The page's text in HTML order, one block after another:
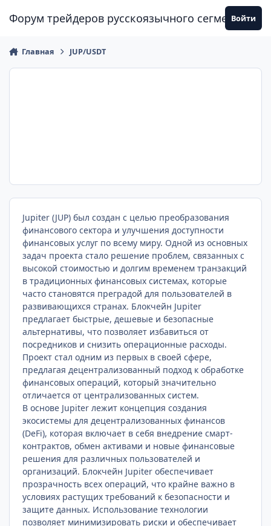
Форум трейдеров русскоязычного сегмента
Войти
Главная JUP/USDT
Jupiter (JUP) был создан с целью преобразования
финансового сектора и улучшения доступности
финансовых услуг по всему миру. Одной из основных
задач проекта стало решение проблем, связанных с
высокой стоимостью и долгим временем транзакций
в традиционных финансовых системах, которые
часто становятся преградой для пользователей в
развивающихся странах. Блокчейн Jupiter
предлагает быстрые, дешевые и безопасные
альтернативы, что позволяет избавиться от
посредников и снизить операционные расходы.
Проект стал одним из первых в своей сфере,
предлагая децентрализованный подход к обработке
финансовых операций, который значительно
отличается от централизованных систем.
В основе Jupiter лежит концепция создания
экосистемы для децентрализованных финансов
(DeFi), которая включает в себя внедрение смарт-
контрактов, обмен активами и новые финансовые
решения для различных пользователей и
организаций. Блокчейн Jupiter обеспечивает
прозрачность всех операций, что крайне важно в
условиях растущих требований к безопасности и
защите данных. Использование технологии
позволяет минимизировать риски и обеспечивает